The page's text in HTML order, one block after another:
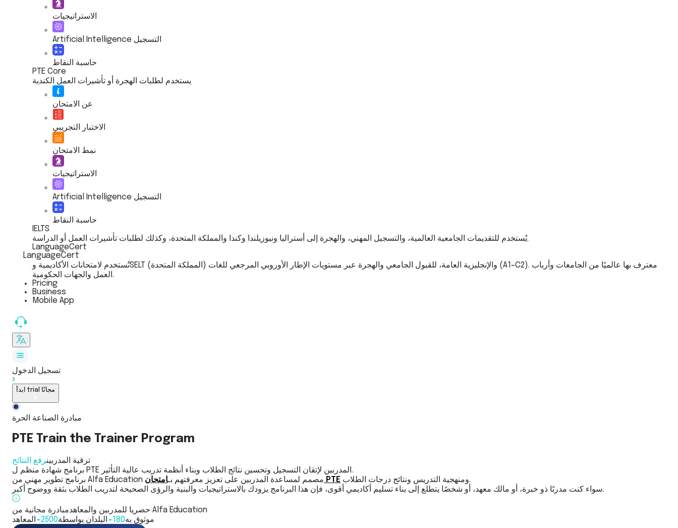
الاستراتيجيات
Artificial Intelligence التسجيل
حاسبة النقاط
PTE Core
يستخدم لطلبات الهجرة أو تأشيرات العمل الكندية
عن الامتحان
الاختبار التجريبي
نمط الامتحان
الاستراتيجيات
Artificial Intelligence التسجيل
حاسبة النقاط
IELTS
يُستخدم للتقديمات الجامعية العالمية، والتسجيل المهني، والهجرة إلى أستراليا ونيوزيلندا وكندا والمملكة المتحدة، وكذلك لطلبات تأشيرات العمل أو الدراسة.
LanguageCert
LanguageCert
تُستخدم لامتحانات الأكاديمية وSELT (المملكة المتحدة) والإنجليزية العامة، للقبول الجامعي والهجرة عبر مستويات الإطار الأوروبي المرجعي للغات (A1–C2). معترف بها عالميًا من الجامعات وأرباب
العمل والجهات الحكومية.
Pricing
Business
Mobile App
تسجيل الدخول
ابدأ trial مجانًا
مبادرة الصناعة الحرة
PTE Train the Trainer Program
ترقية المدربينرفع النتائج
برنامج شهادة منظم ل PTE المدربين لإتقان التسجيل وتحسين نتائج الطلاب وبناء أنظمة تدريب عالية التأثير.
برنامج تطوير مهني من Alfa Education مصمم لمساعدة المدربين على تعزيز معرفتهم بـ امتحان PTE
ومنهجية التدريس ونتائج درجات الطلاب.
سواء كنت مدربًا ذو خبرة، أو مالك معهد، أو شخصًا يتطلع إلى بناء تسليم أكاديمي أقوى، فإن هذا البرنامج يزودك بالاستراتيجيات والبنية والرؤى الصحيحة لتدريب الطلاب بثقة ووضوح أكبر.
حصريا للمدربين والمعاهد مبادرة مجانية من Alfa Education
موثوق به180+ البلدان بواسطة2500+ المعاهد